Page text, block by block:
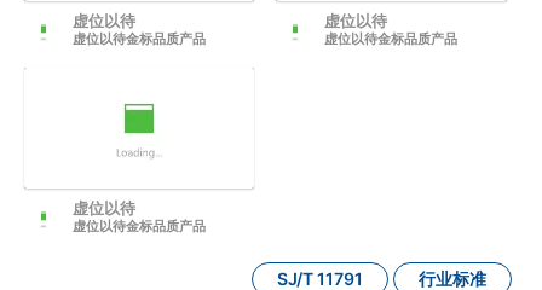
虚位以待
虚位以待金标品质产品
虚位以待
虚位以待金标品质产品
虚位以待
虚位以待金标品质产品
SJ/T 11791 行业标准